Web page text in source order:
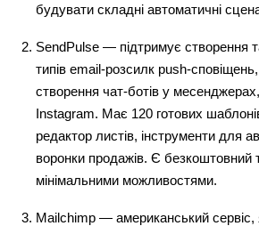
будувати складні автоматичні
SendPulse — підтримує створення
типів email-розсилк push-
створення чат-ботів у
Instagram. Має 120 готових
редактор листів, інструменти для
воронки продажів. Є безкоштовний
мінімальними можливостями.
Mailchimp — американський сервіс,